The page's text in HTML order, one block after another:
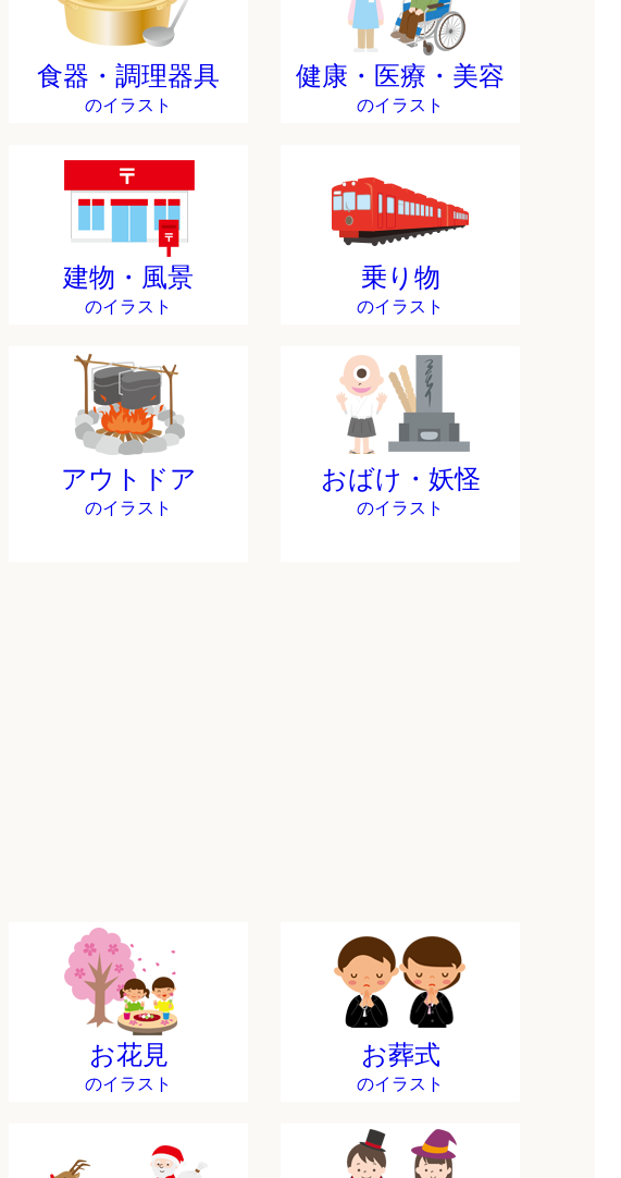
食器・調理器具
のイラスト
健康・医療・美容
のイラスト
建物・風景
のイラスト
乗り物
のイラスト
アウトドア
のイラスト
おばけ・妖怪
のイラスト
お花見
のイラスト
お葬式
のイラスト